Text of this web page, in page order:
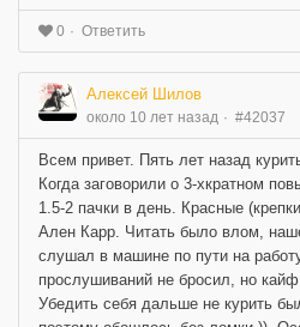
0 Ответить
Алексей Шилов
около 10 лет назад #42037
Всем привет. Пять лет назад
Когда заговорили о 3-хкратном
1.5-2 пачки в день. Красные
Ален Карр. Читать было влом,
слушал в машине по пути на
прослушиваний не бросил, но
Убедить себя дальше не курить